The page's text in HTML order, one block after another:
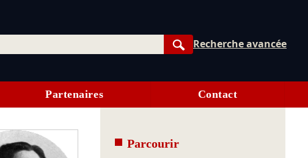
Rechercher
Recherche avancée
Partenaires Contact
Parcourir